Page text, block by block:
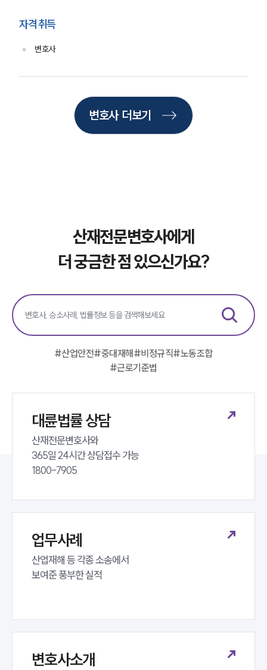
업무분야
노동산재전문변호사
소식/자료
언론보도
법률 블로그
뉴스레터/브로슈어
세미나
대륜법률상담예약
대륜법률상담예약
자격 취득
변호사
변호사 더보기
산재전문변호사에게
더 궁금한 점 있으신가요?
#산업안전#중대재해 #비정규직#노동조합
#근로기준법
대륜법률 상담
산재전문변호사와
365일 24시간 상담접수 가능
1800-7905
업무사례
산업재해 등 각종 소송에서
보여준 풍부한 실적
변호사소개